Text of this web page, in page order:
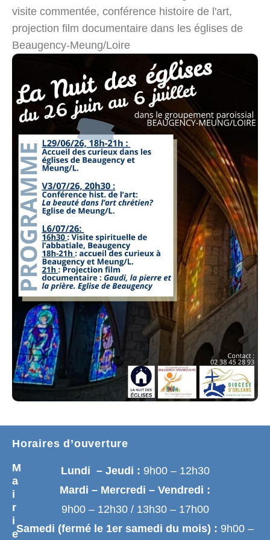
visite commentée, conférence histoire de l'art,
projection film documentaire dans les églises de
Beaugency-Meung/Loire
M
a
i
r
i
e
Horaires d’ouverture
Lundi – Jeudi : 9h00 – 12h30
Mardi – Mercredi – Vendredi :
9h00 – 12h30 / 13h30 – 17h00
Samedi (fermé le 1er samedi du mois) : 9h00 –